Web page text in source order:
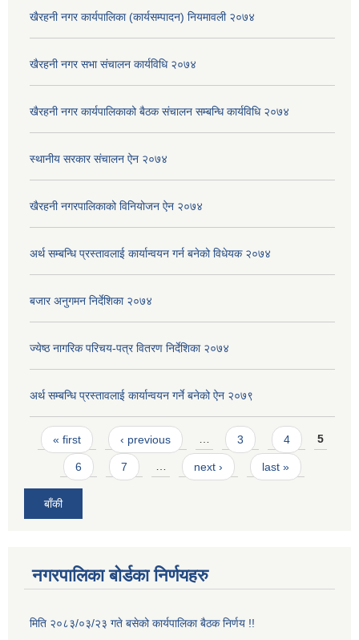
खैरहनी नगर कार्यपालिका (कार्यसम्पादन) नियमावली २०७४
खैरहनी नगर सभा संचालन कार्यविधि २०७४
खैरहनी नगर कार्यपालिकाको बैठक संचालन सम्बन्धि कार्यविधि २०७४
स्थानीय सरकार संचालन ऐन २०७४
खैरहनी नगरपालिकाको विनियोजन ऐन २०७४
अर्थ सम्बन्धि प्रस्तावलाई कार्यान्वयन गर्न बनेको विधेयक २०७४
बजार अनुगमन निर्देशिका २०७४
ज्येष्ठ नागरिक परिचय-पत्र वितरण निर्देशिका २०७४
अर्थ सम्बन्धि प्रस्तावलाई कार्यान्वयन गर्ने बनेको ऐन २०७९
Pages
« first ‹ previous … 3 4 5
6 7 … next › last »
बाँकी
नगरपालिका बोर्डका निर्णयहरु
मिति २०८३/०३/२३ गते बसेको कार्यपालिका बैठक निर्णय !!